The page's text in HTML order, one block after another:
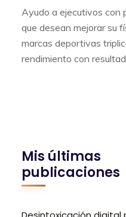
Ayudo a ejecutivos con
que desean mejorar su
marcas deportivas
rendimiento con
Mis últimas
publicaciones